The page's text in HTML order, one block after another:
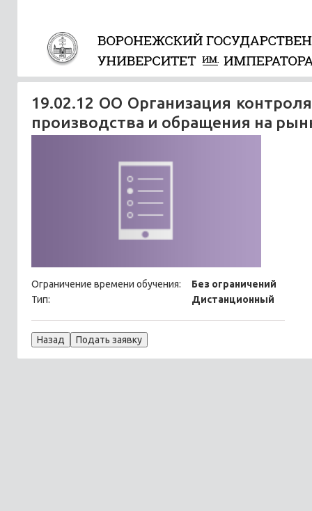
19.02.12 ОО Организация
производства и обращения на
Ограничение времени обучения:
Без ограничений
Тип:
Дистанционный